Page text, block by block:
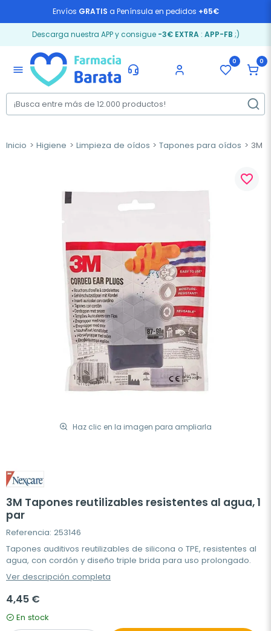
Envíos GRATIS a Península en pedidos +65€
Descarga nuestra APP y consigue -3€ EXTRA: APP-FB ;)
menu
0 0
Inicio Higiene Limpieza de oídos Tapones para oídos 3M
Haz clic en la imagen para ampliarla
favorite_border
3M Tapones reutilizables resistentes al agua, 1
par
Referencia: 253146
Tapones auditivos reutilizables de silicona o TPE, resistentes al
agua, con cordón y diseño triple brida para uso prolongado.
Ver descripción completa
4,45 €
En stock